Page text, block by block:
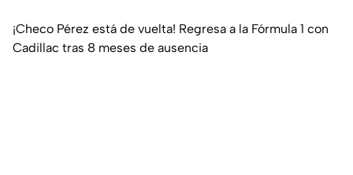
¡Checo Pérez está de vuelta! Regresa a la Fórmula 1 con
Cadillac tras 8 meses de ausencia